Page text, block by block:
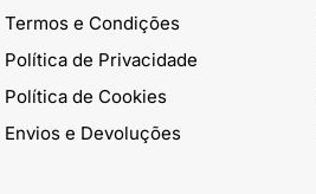
Termos e Condições
Política de Privacidade
Política de Cookies
Envios e Devoluções